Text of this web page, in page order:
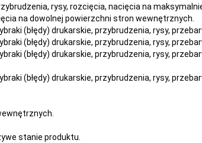
rysy, rozcięcia, nacięcia na
na dowolnej powierzchni stron wewnętrznych.
(błędy) drukarskie, przybrudzenia, rysy,
(błędy) drukarskie, przybrudzenia, rysy,
(błędy) drukarskie, przybrudzenia, rysy,
(błędy) drukarskie, przybrudzenia, rysy,
stanie produktu.